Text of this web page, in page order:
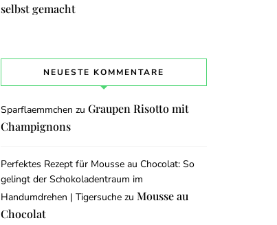
selbst gemacht
NEUESTE KOMMENTARE
Sparflaemmchen zu Graupen Risotto mit
Champignons
Perfektes Rezept für Mousse au Chocolat: So
gelingt der Schokoladentraum im
Handumdrehen | Tigersuche zu Mousse au
Chocolat